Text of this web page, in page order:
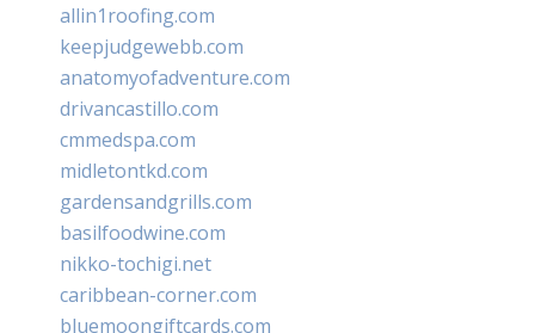
allin1roofing.com
keepjudgewebb.com
anatomyofadventure.com
drivancastillo.com
cmmedspa.com
midletontkd.com
gardensandgrills.com
basilfoodwine.com
nikko-tochigi.net
caribbean-corner.com
bluemoongiftcards.com